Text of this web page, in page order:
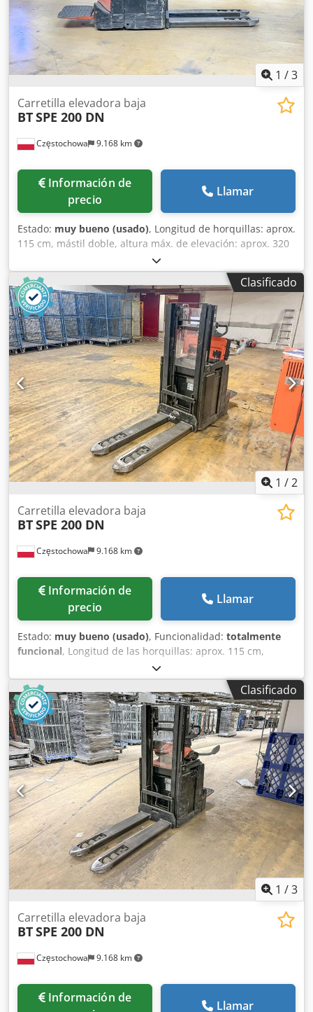
1 /3
Częstochowa 9.168 km
Carretilla elevadora baja
BTSPE 200 DN
Información de
precio
Llamar
Estado: muy bueno (usado), Longitud de horquillas: aprox.
115 cm, mástil doble, altura máx. de elevación: aprox. 320
cm, carga máx.: aprox. 1000 kg, peso sin batería: 955 kg,
año de fabricación: 2017. Apilador de gran elevación BT
SPE 200 DN Credpfx Acsyu Td Donof
Clasificado
1 /2
Częstochowa 9.168 km
Carretilla elevadora baja
BTSPE 200 DN
Información de
precio
Llamar
Estado: muy bueno (usado), Funcionalidad: totalmente
funcional, Longitud de las horquillas: aprox. 115 cm,
capacidad máxima de carga: aprox. 1000 kg, peso sin
batería: aprox. 955 kg, año de fabricación: 2017, defecto
conocido: batería descargada y rueda motriz desgastada.
Apilador de gran elevación BT SPE 200 DN. Csdpfxjyu Tbpo
Acnsrf
Clasificado
1 /3
Częstochowa 9.168 km
Carretilla elevadora baja
BTSPE 200 DN
Información de
Llamar